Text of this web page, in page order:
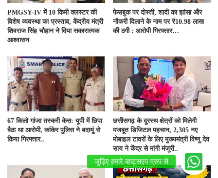
PMGSY-IV में 10 किमी क्लस्टर की
विशेष व्यवस्था का प्रस्ताव, केंद्रीय मंत्री
शिवराज सिंह चौहान ने दिया सकारात्मक
आश्वासन
फेसबुक पर दोस्ती, शादी का झांसा और
नौकरी दिलाने के नाम पर ₹10.98 लाख
की ठगी : आरोपी गिरफ्तार…
67 किलो गांजा तस्करी केस: यूपी में छिपा
बैठा था आरोपी, कांकेर पुलिस ने बदायूं से
किया गिरफ्तार..
छत्तीसगढ़ के दूरस्थ क्षेत्रों को मिलेगी
मजबूत डिजिटल पहचान, 2,305 नए
मोबाइल टावरों के लिए मुख्यमंत्री विष्णु देव
साय ने केंद्र से मांगी मंजूरी..